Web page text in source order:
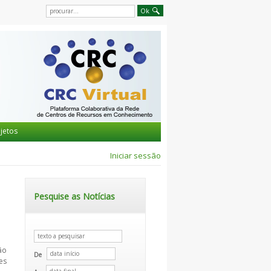
Iniciar sessão
Pesquise as Notícias
De